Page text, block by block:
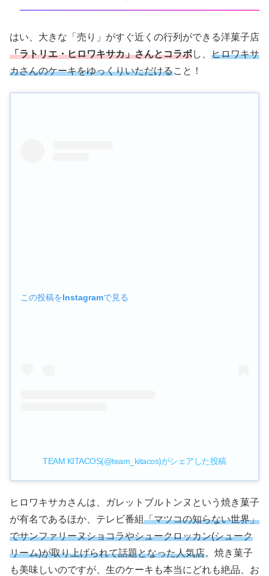
はい、大きな「売り」がすぐ近くの行列ができる洋菓子店
「ラトリエ・ヒロワキサカ」さんとコラボし、 ヒロワキサ
カさんのケーキをゆっくりいただけること！
この投稿をInstagramで見る
TEAM KITACOS(@team_kitacos)がシェアした投稿
ヒロワキサカさんは、ガレットブルトンヌという焼き菓子
が有名であるほか、テレビ番組「マツコの知らない世界」
でサンファリーヌショコラやシュークロッカン(シューク
リーム)が取り上げられて話題となった人気店。焼き菓子
も美味しいのですが、生のケーキも本当にどれも絶品、お